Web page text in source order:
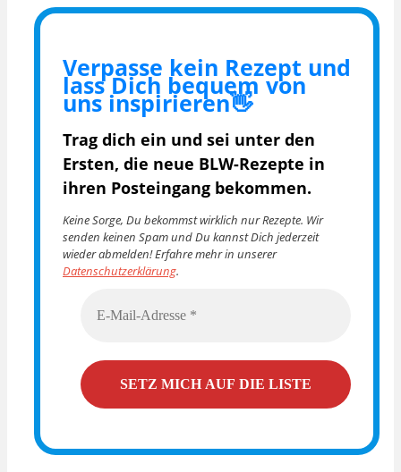
Verpasse kein Rezept und
lass Dich bequem von
uns inspirieren👋
Trag dich ein und sei unter den
Ersten, die neue BLW-Rezepte in
ihren Posteingang bekommen.
Keine Sorge, Du bekommst wirklich nur Rezepte. Wir
senden keinen Spam und Du kannst Dich jederzeit
wieder abmelden! Erfahre mehr in unserer
Datenschutzerklärung.